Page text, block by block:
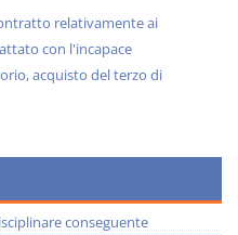
relativamente ai
con l'incapace
acquisto del terzo di
conseguente